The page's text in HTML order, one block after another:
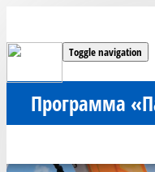
Toggle navigation
Программа